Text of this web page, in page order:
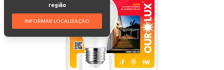
região
INFORMAR LOCALIZAÇÃO